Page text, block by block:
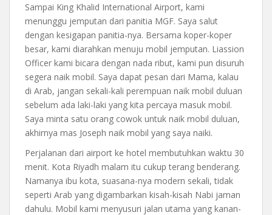
Sampai King Khalid International Airport, kami
menunggu jemputan dari panitia MGF. Saya salut
dengan kesigapan panitia-nya. Bersama koper-koper
besar, kami diarahkan menuju mobil jemputan. Liassion
Officer kami bicara dengan nada ribut, kami pun disuruh
segera naik mobil. Saya dapat pesan dari Mama, kalau
di Arab, jangan sekali-kali perempuan naik mobil duluan
sebelum ada laki-laki yang kita percaya masuk mobil.
Saya minta satu orang cowok untuk naik mobil duluan,
akhirnya mas Joseph naik mobil yang saya naiki.
Perjalanan dari airport ke hotel membutuhkan waktu 30
menit. Kota Riyadh malam itu cukup terang benderang.
Namanya ibu kota, suasana-nya modern sekali, tidak
seperti Arab yang digambarkan kisah-kisah Nabi jaman
dahulu. Mobil kami menyusuri jalan utama yang kanan-